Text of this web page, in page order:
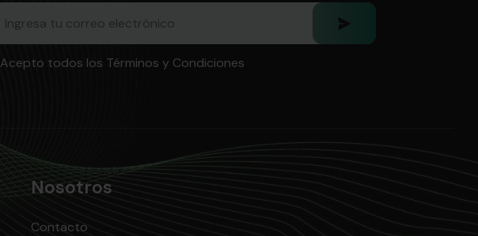
Acepto todos los Términos y Condiciones
Nosotros
Contacto